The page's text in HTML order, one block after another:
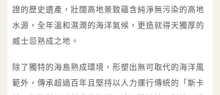
證的歷史遺產，壯闊高地景致蘊含純淨無污染的高地
水源，全年溫和濕潤的海洋氣候，更造就得天獨厚的
威士忌熟成之地。
除了獨特的海島熟成環境，形塑出無可取代的海洋風
範外，傳承超過百年且堅持以人力運行傳統的「斯卡